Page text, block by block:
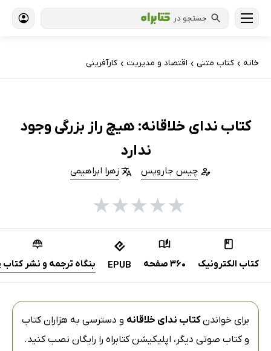
جستجو در
خانه › کتاب‌ متنی › اقتصاد و مدیریت › کارآفرینی
کتاب ندای خلاقانه: هیچ راز بزرگی وجود
ندارد
چیس جارویس زهرا ابراهیمی
★
★
★
★
★
کتاب الکترونیک 360 صفحه EPUB بنگاه ترجمه و نشر کتاب
برای خواندنکتاب ندای خلاقانه و دسترسی به هزاران کتاب
و کتاب صوتی دیگر، اپلیکیشن کتابراه را رایگان نصب کنید.